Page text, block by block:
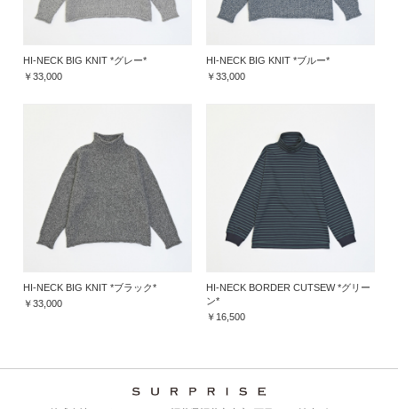
HI-NECK BIG KNIT *グレー*
￥33,000
HI-NECK BIG KNIT *ブルー*
￥33,000
HI-NECK BIG KNIT *ブラック*
￥33,000
HI-NECK BORDER CUTSEW *グリー
ン*
￥16,500